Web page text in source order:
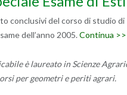
conclusivi del corso di studio
dell’anno 2005. Continua
è laureato in Scienze
per geometri e periti agrari.